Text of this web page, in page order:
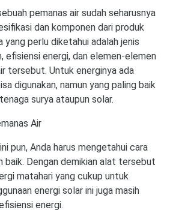
pemanas air sudah seharusnya
dan komponen dari produk
yang perlu diketahui adalah jenis
efisiensi energi, dan elemen-elemen
tersebut. Untuk energinya ada
digunakan, namun yang paling baik
surya ataupun solar.
Air
pun, Anda harus mengetahui cara
baik. Dengan demikian alat tersebut
matahari yang cukup untuk
energi solar ini juga masih
energi.